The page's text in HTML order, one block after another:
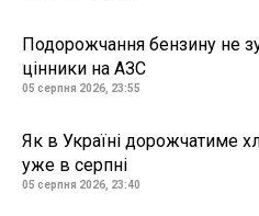
Подорожчання бензину не
цінники на АЗС
05 серпня 2026, 23:55
Як в Україні дорожчатиме
уже в серпні
05 серпня 2026, 23:40